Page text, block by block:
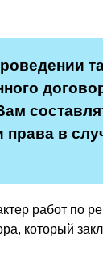
права в
работ по
который